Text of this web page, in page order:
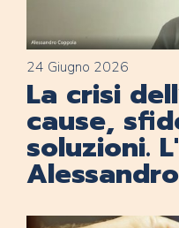
24 Giugno 2026
La crisi
cause,
soluzioni.